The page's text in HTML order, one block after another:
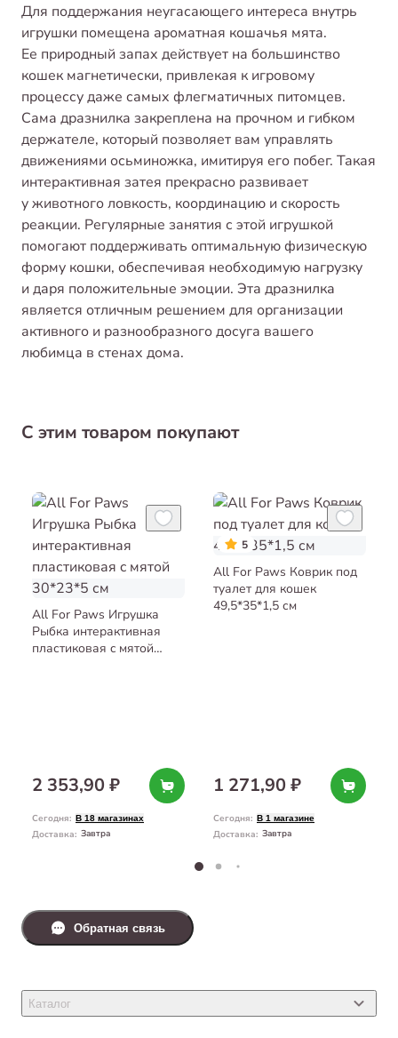
Для поддержания неугасающего интереса внутрь
игрушки помещена ароматная кошачья мята.
Ее природный запах действует на большинство
кошек магнетически, привлекая к игровому
процессу даже самых флегматичных питомцев.
Сама дразнилка закреплена на прочном и гибком
держателе, который позволяет вам управлять
движениями осьминожка, имитируя его побег. Такая
интерактивная затея прекрасно развивает
у животного ловкость, координацию и скорость
реакции. Регулярные занятия с этой игрушкой
помогают поддерживать оптимальную физическую
форму кошки, обеспечивая необходимую нагрузку
и даря положительные эмоции. Эта дразнилка
является отличным решением для организации
активного и разнообразного досуга вашего
любимца в стенах дома.
С этим товаром покупают
All For Paws Игрушка
Рыбка интерактивная
пластиковая c мятой
2 353,90 ₽
Сегодня: В 18 магазинах
Доставка: Завтра
5
All For Paws Коврик под
туалет для кошек
49,5*35*1,5 см
1 271,90 ₽
Сегодня: В 1 магазине
Доставка: Завтра
Каталог
Обратная связь